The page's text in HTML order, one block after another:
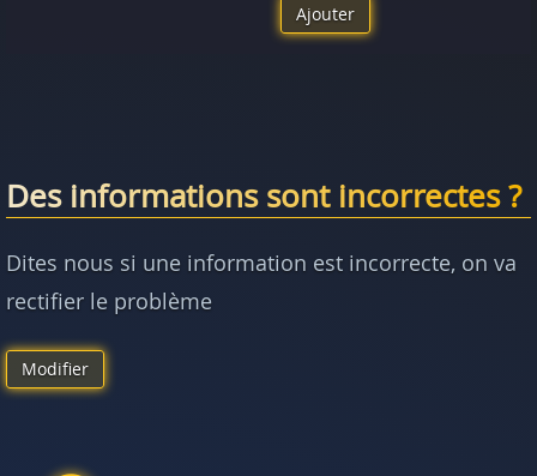
Ajouter
Des informations sont incorrectes ?
Dites nous si une information est incorrecte, on va
rectifier le problème
Modifier